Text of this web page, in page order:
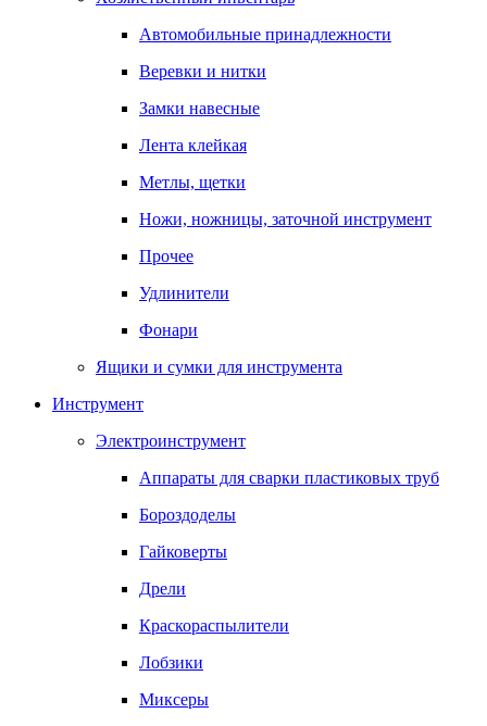
Автомобильные принадлежности
Веревки и нитки
Замки навесные
Лента клейкая
Метлы, щетки
Ножи, ножницы, заточной инструмент
Прочее
Удлинители
Фонари
Ящики и сумки для инструмента
Инструмент
Электроинструмент
Аппараты для сварки пластиковых труб
Бороздоделы
Гайковерты
Дрели
Краскораспылители
Лобзики
Миксеры